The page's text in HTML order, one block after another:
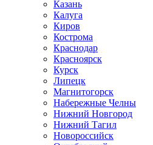
Казань
Калуга
Киров
Кострома
Краснодар
Красноярск
Курск
Липецк
Магнитогорск
Набережные Челны
Нижний Новгород
Нижний Тагил
Новороссийск